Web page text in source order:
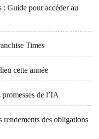
: Guide pour accéder au
Times
cette année
de l’IA
des obligations